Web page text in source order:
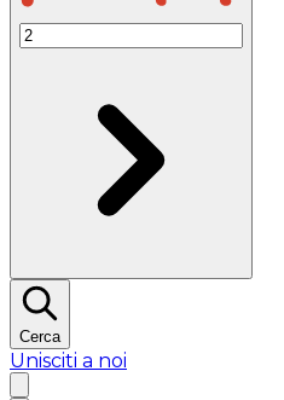
Cerca
Unisciti a noi